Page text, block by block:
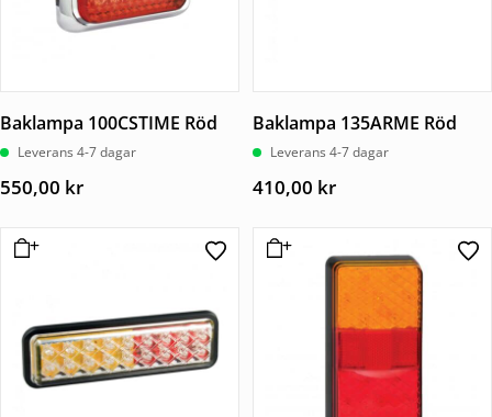
Baklampa 100CSTIME Röd
Leverans 4-7 dagar
550,00 kr
Baklampa 135ARME Röd
Leverans 4-7 dagar
410,00 kr